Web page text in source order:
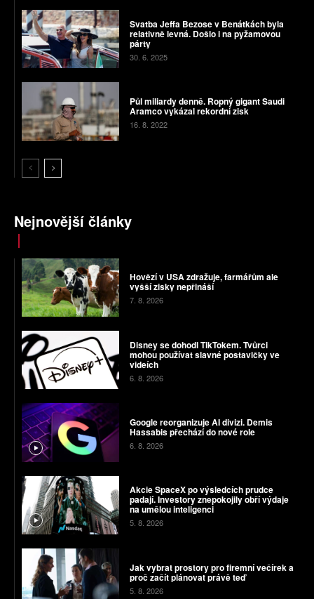
Svatba Jeffa Bezose v Benátkách byla
relativně levná. Došlo i na pyžamovou
párty
30. 6. 2025
Půl miliardy denně. Ropný gigant Saudi
Aramco vykázal rekordní zisk
16. 8. 2022
Nejnovější články
Hovězí v USA zdražuje, farmářům ale
vyšší zisky nepřináší
7. 8. 2026
Disney se dohodl TikTokem. Tvůrci
mohou používat slavné postavičky ve
videích
6. 8. 2026
Google reorganizuje AI divizi. Demis
Hassabis přechází do nové role
6. 8. 2026
Akcie SpaceX po výsledcích prudce
padají. Investory znepokojily obří výdaje
na umělou inteligenci
5. 8. 2026
Jak vybrat prostory pro firemní večírek a
proč začít plánovat právě teď
5. 8. 2026